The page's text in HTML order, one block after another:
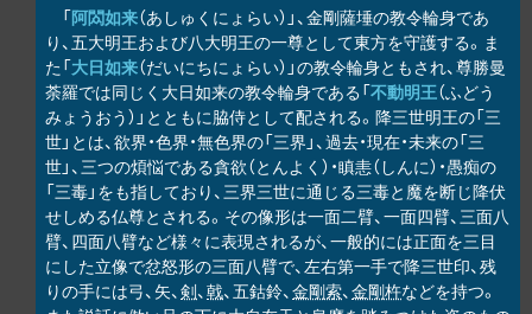
「阿閦如来（あしゅくにょらい）」、金剛薩埵の教令輪身であ
り、五大明王および八大明王の一尊として東方を守護する。ま
た「大日如来（だいにちにょらい）」の教令輪身ともされ、尊勝曼
荼羅では同じく大日如来の教令輪身である「不動明王（ふどう
みょうおう）」とともに脇侍として配される。降三世明王の「三
世」とは、欲界・色界・無色界の「三界」、過去・現在・未来の「三
世」、三つの煩悩である貪欲（とんよく）・瞋恚（しんに）・愚痴の
「三毒」をも指しており、三界三世に通じる三毒と魔を断じ降伏
せしめる仏尊とされる。その像形は一面二臂、一面四臂、三面八
臂、四面八臂など様々に表現されるが、一般的には正面を三目
にした立像で忿怒形の三面八臂で、左右第一手で降三世印、残
りの手には弓、矢、剣、戟、五鈷鈴、金剛索、金剛杵などを持つ。